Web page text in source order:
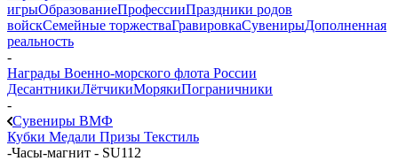
игрыОбразованиеПрофессииПраздники родов
войскСемейные торжестваГравировкаСувенирыДополненная
реальность
-
Награды Военно-морского флота России
ДесантникиЛётчикиМорякиПограничники
-
Сувениры ВМФ
Кубки Медали Призы Текстиль
-Часы-магнит - SU112